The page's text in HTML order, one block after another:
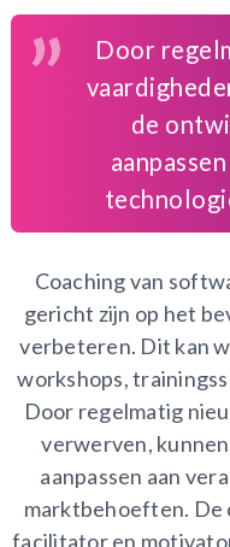
Door
de
Coaching van
gericht zijn op het
verbeteren. Dit kan
workshops,
Door regelmatig
verwerven,
aanpassen aan
marktbehoeften. De
facilitator en